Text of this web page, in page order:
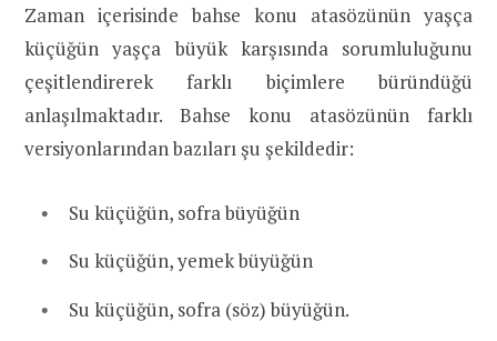
Zaman içerisinde bahse konu atasözünün yaşça
küçüğün yaşça büyük karşısında sorumluluğunu
çeşitlendirerek farklı biçimlere büründüğü
anlaşılmaktadır. Bahse konu atasözünün farklı
versiyonlarından bazıları şu şekildedir:
Su küçüğün, sofra büyüğün
Su küçüğün, yemek büyüğün
Su küçüğün, sofra (söz) büyüğün.